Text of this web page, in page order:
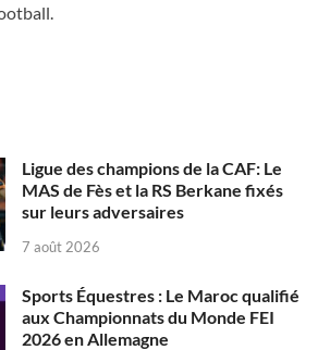
Ligue des champions de la CAF: Le
MAS de Fès et la RS Berkane fixés
sur leurs adversaires
7 août 2026
Sports Équestres : Le Maroc qualifié
aux Championnats du Monde FEI
2026 en Allemagne